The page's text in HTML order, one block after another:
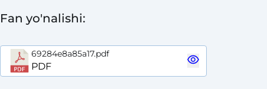
Fan yo'nalishi:
69284e8a85a17.pdf
PDF